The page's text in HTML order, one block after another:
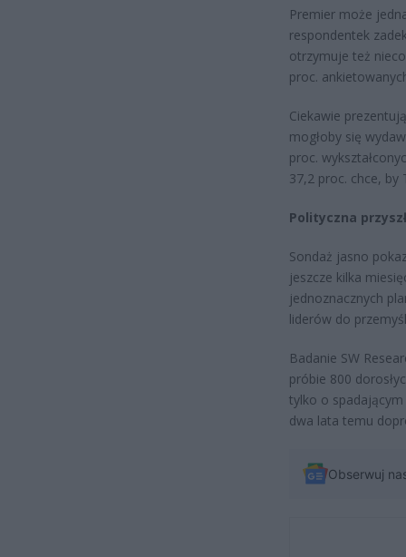
Premier może
respondentek
otrzymuje też
proc.
Ciekawie
mogłoby się
proc.
37,2 proc. chce, by
Polityczna
Sondaż jasno
jeszcze kilka
jednoznacznych
liderów do
Badanie SW
próbie 800
tylko o
dwa lata temu
Obserwuj